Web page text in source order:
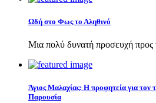
Ωδή στο Φως το Αληθινό
Μια πολύ δυνατή προσευχή
Άγιος Μαλαχίας: Η προφητεία για τον
Παρουσία